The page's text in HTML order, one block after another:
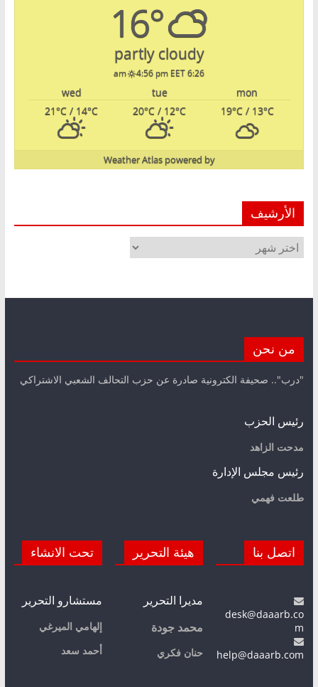
16°
partly cloudy
6:26 am
4:56 pm EET
mon
tue
wed
19°C/ 13°C
20°C / 12°C
21°C / 14°C
powered by
Weather Atlas
الأرشيف
الأرشيف
من نحن
"درب".. صحيفة الكترونية صادرة عن حزب التحالف الشعبي الاشتراكي
رئيس الحزب
مدحت الزاهد
رئيس مجلس الإدارة
طلعت فهمي
اتصل بنا
desk@daaarb.co
m
help@daaarb.com
هيئة التحرير
مديرا التحرير
محمد جودة
حنان فكري
تحت الانشاء
مستشارو التحرير
إلهامي الميرغي
أحمد سعد